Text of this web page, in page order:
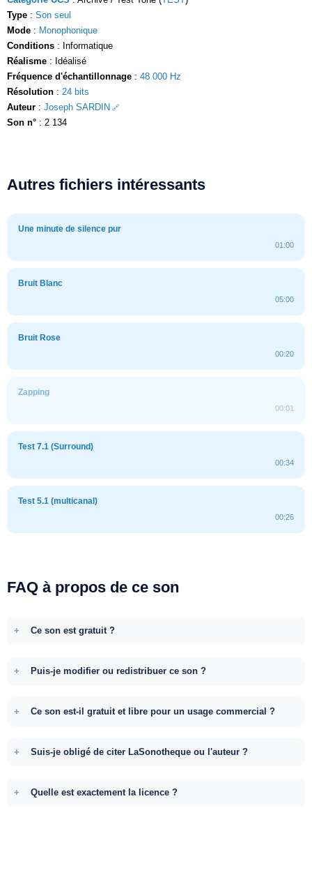
Type : Son seul
Mode : Monophonique
Conditions : Informatique
Réalisme : Idéalisé
Fréquence d'échantillonnage : 48 000 Hz
Résolution : 24 bits
Auteur : Joseph SARDIN
Son n° : 2 134
Autres fichiers intéressants
Une minute de silence pur
01:00
Bruit Blanc
05:00
Bruit Rose
00:20
Zapping
00:01
Test 7.1 (Surround)
00:34
Test 5.1 (multicanal)
00:26
FAQ à propos de ce son
Ce son est gratuit ?
Puis-je modifier ou redistribuer ce son ?
Ce son est-il gratuit et libre pour un usage commercial ?
Suis-je obligé de citer LaSonotheque ou l'auteur ?
Quelle est exactement la licence ?